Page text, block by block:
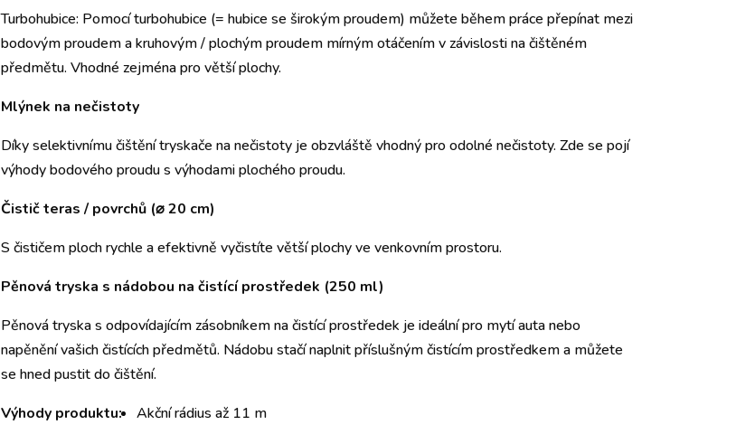
Turbohubice: Pomocí turbohubice (= hubice se širokým proudem) můžete během práce přepínat mezi
bodovým proudem a kruhovým / plochým proudem mírným otáčením v závislosti na čištěném
předmětu. Vhodné zejména pro větší plochy.
Mlýnek na nečistoty
Díky selektivnímu čištění tryskače na nečistoty je obzvláště vhodný pro odolné nečistoty. Zde se pojí
výhody bodového proudu s výhodami plochého proudu.
Čistič teras / povrchů (⌀ 20 cm)
S čističem ploch rychle a efektivně vyčistíte větší plochy ve venkovním prostoru.
Pěnová tryska s nádobou na čistící prostředek (250 ml)
Pěnová tryska s odpovídajícím zásobníkem na čistící prostředek je ideální pro mytí auta nebo
napěnění vašich čistících předmětů. Nádobu stačí naplnit příslušným čistícím prostředkem a můžete
se hned pustit do čištění.
Výhody produktu:
Akční rádius až 11 m